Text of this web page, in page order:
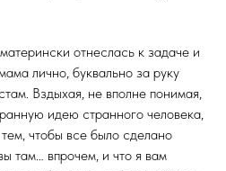
отнеслась к задаче и
лично, буквально за руку
Вздыхая, не вполне понимая,
идею странного человека,
чтобы все было сделано
там… впрочем, и что я вам